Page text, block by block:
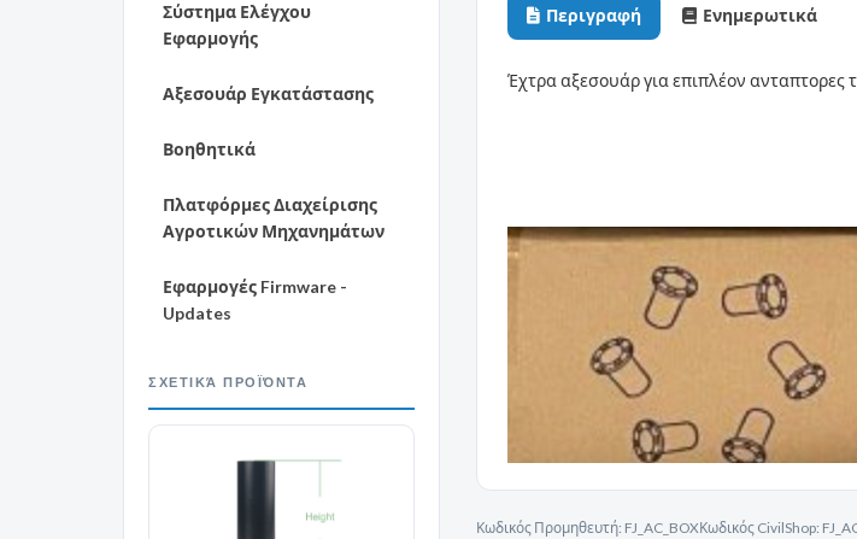
Σύστημα Ελέγχου
Εφαρμογής
Αξεσουάρ Εγκατάστασης
Βοηθητικά
Πλατφόρμες Διαχείρισης
Αγροτικών Μηχανημάτων
Εφαρμογές Firmware -
Updates
ΣΧΕΤΙΚΆ ΠΡΟΪΌΝΤΑ
Περιγραφή Ενημερωτικά
Έχτρα αξεσουάρ για επιπλέον ανταπτορες
Κωδικός Προμηθευτή: FJ_AC_BOXΚωδικός CivilShop: